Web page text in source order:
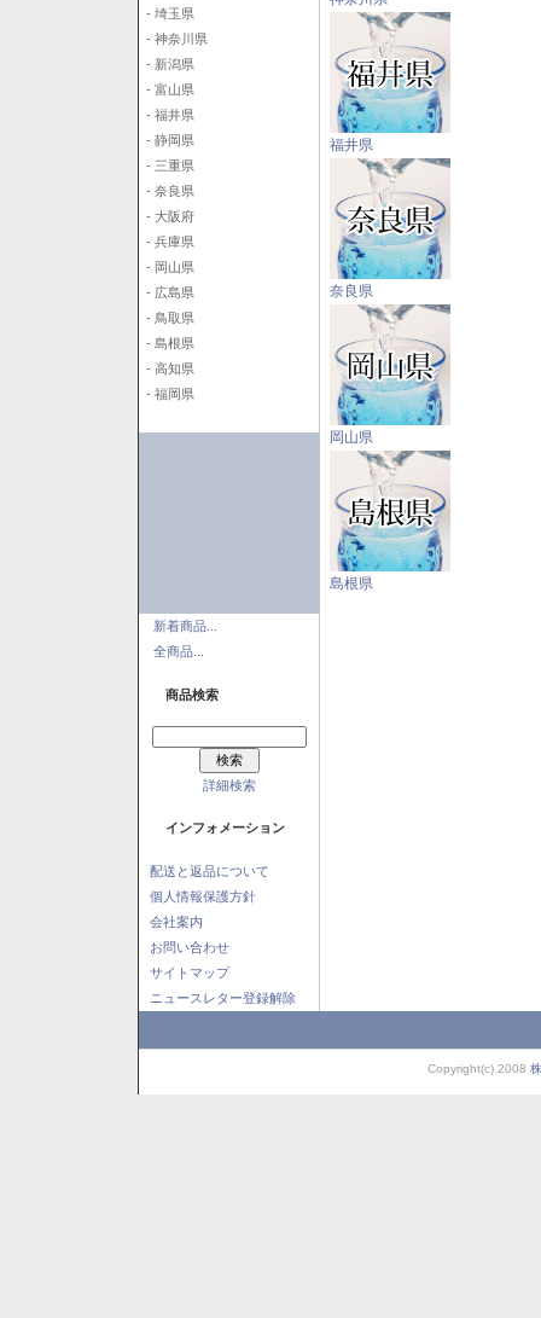
- 埼玉県
- 神奈川県
- 新潟県
- 富山県
- 福井県
- 静岡県
- 三重県
- 奈良県
- 大阪府
- 兵庫県
- 岡山県
- 広島県
- 鳥取県
- 島根県
- 高知県
- 福岡県
新着商品...
全商品...
商品検索
詳細検索
インフォメーション
配送と返品について
個人情報保護方針
会社案内
お問い合わせ
サイトマップ
ニュースレター登録解除
福井県
奈良県
岡山県
島根県
Copyright(c) 2008